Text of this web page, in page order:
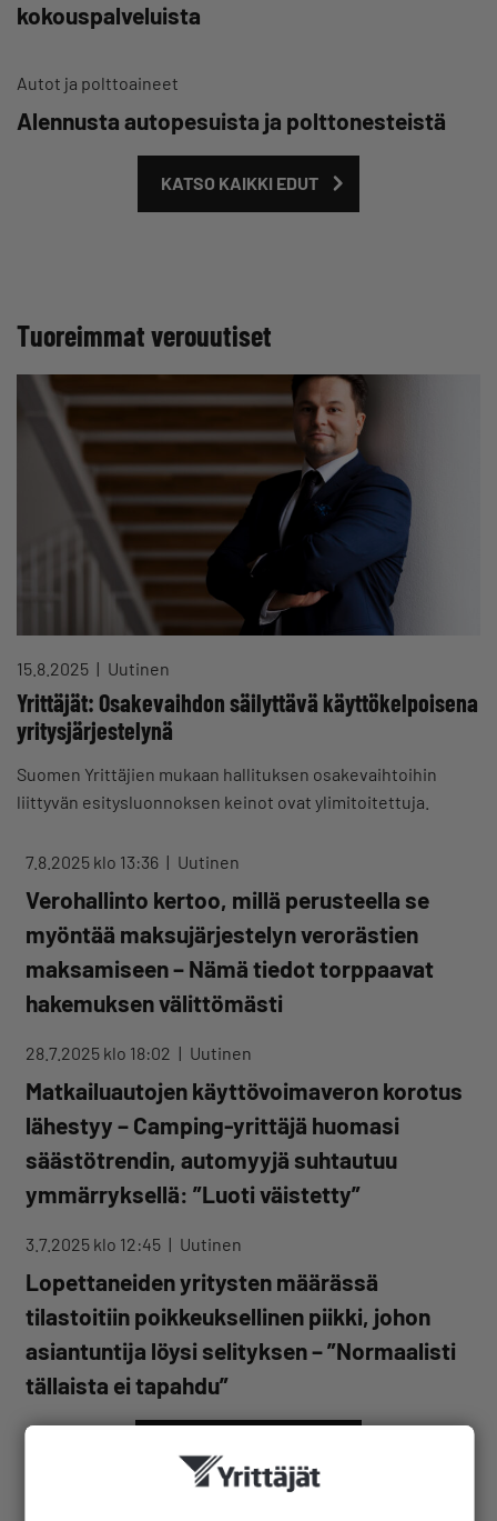
kokouspalveluista
Autot ja polttoaineet
Alennusta autopesuista ja polttonesteistä
KATSO KAIKKI EDUT
Tuoreimmat verouutiset
15.8.2025 Uutinen
Yrittäjät: Osakevaihdon säilyttävä käyttökelpoisena
yritysjärjestelynä
Suomen Yrittäjien mukaan hallituksen osakevaihtoihin
liittyvän esitysluonnoksen keinot ovat ylimitoitettuja.
7.8.2025 klo 13:36 Uutinen
Verohallinto kertoo, millä perusteella se
myöntää maksujärjestelyn verorästien
maksamiseen – Nämä tiedot torppaavat
hakemuksen välittömästi
28.7.2025 klo 18:02 Uutinen
Matkailuautojen käyttövoimaveron korotus
lähestyy – Camping-yrittäjä huomasi
säästötrendin, automyyjä suhtautuu
ymmärryksellä: ”Luoti väistetty”
3.7.2025 klo 12:45 Uutinen
Lopettaneiden yritysten määrässä
tilastoitiin poikkeuksellinen piikki, johon
asiantuntija löysi selityksen – ”Normaalisti
tällaista ei tapahdu”